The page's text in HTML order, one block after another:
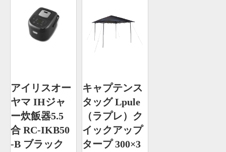
アイリスオー
ヤマ IHジャ
ー炊飯器5.5
合 RC-IKB50
-B ブラック
キャプテンス
タッグ Lpule
（ラプレ）ク
イックアップ
タープ 300×3